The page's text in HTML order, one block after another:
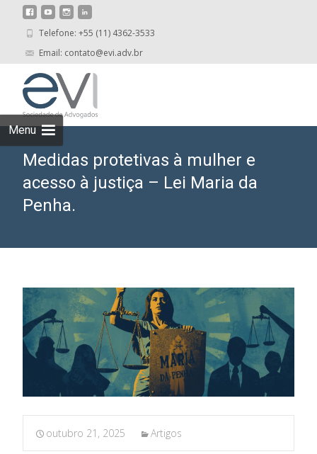
Telefone: +55 (11) 4362-3533
Email: contato@evi.adv.br
Menu
Medidas protetivas à mulher e
acesso à justiça – Lei Maria da
Penha.
outubro 21, 2025 Artigos